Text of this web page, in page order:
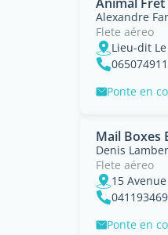
Alexandre
Flete aéreo
Lieu-dit
Ponte en
Mail Boxes
Denis
Flete aéreo
15
Ponte en